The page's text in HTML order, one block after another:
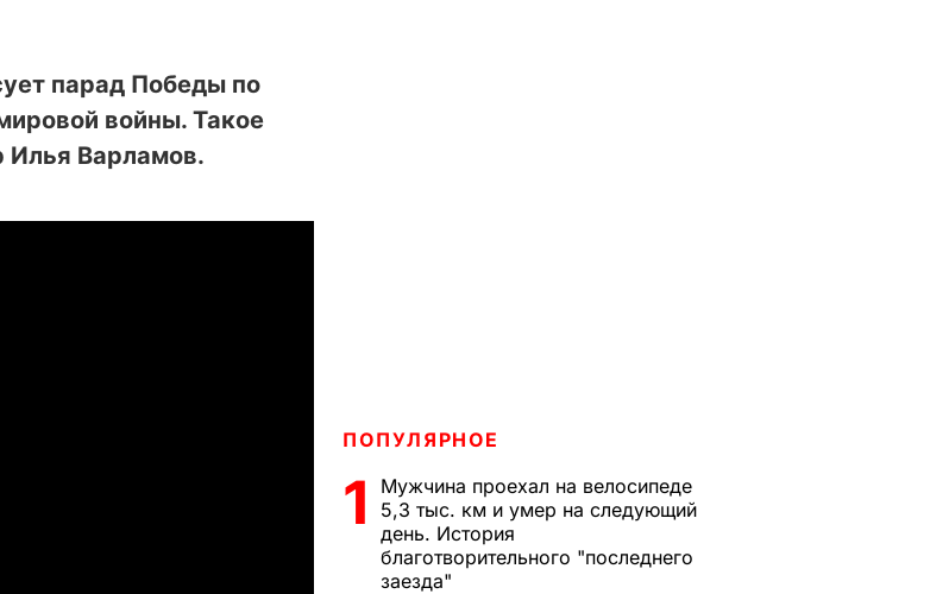
парад Победы по
войны. Такое
Илья Варламов.
ПОПУЛЯРНОЕ
1
Мужчина проехал на велосипеде
5,3 тыс. км и умер на следующий
день. История
благотворительного "последнего
заезда"